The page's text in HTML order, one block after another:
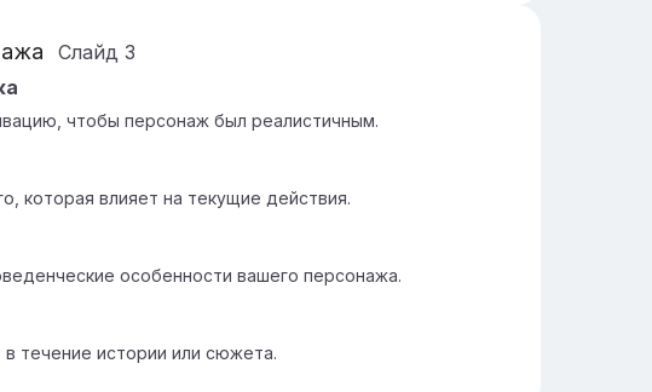
Слайд 3
чтобы персонаж был реалистичным.
которая влияет на текущие действия.
особенности вашего персонажа.
течение истории или сюжета.